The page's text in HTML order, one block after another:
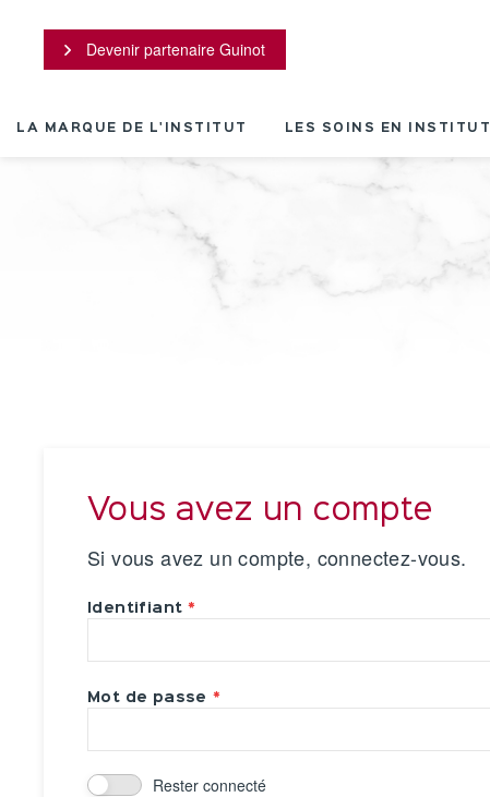
Devenir partenaire Guinot
LA MARQUE DE L'INSTITUT LES SOINS EN INSTITUT
Vous avez un compte
Si vous avez un compte, connectez-vous.
Identifiant
Mot de passe
Rester connecté